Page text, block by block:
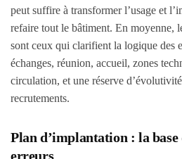
peut suffire à transformer l’usage et
refaire tout le bâtiment. En moyenne,
sont ceux qui clarifient la logique des
échanges, réunion, accueil, zones
circulation, et une réserve
recrutements.
Plan d’implantation : la base
erreurs